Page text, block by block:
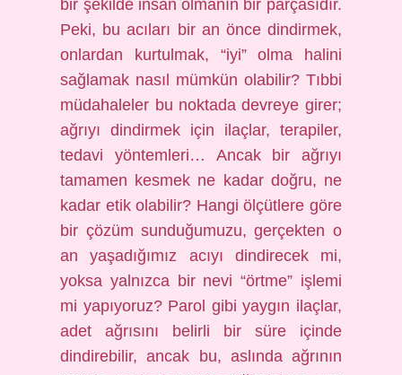
bir şekilde insan olmanın bir parçasıdır.
Peki, bu acıları bir an önce dindirmek,
onlardan kurtulmak, “iyi” olma halini
sağlamak nasıl mümkün olabilir? Tıbbi
müdahaleler bu noktada devreye girer;
ağrıyı dindirmek için ilaçlar, terapiler,
tedavi yöntemleri… Ancak bir ağrıyı
tamamen kesmek ne kadar doğru, ne
kadar etik olabilir? Hangi ölçütlere göre
bir çözüm sunduğumuzu, gerçekten o
an yaşadığımız acıyı dindirecek mi,
yoksa yalnızca bir nevi “örtme” işlemi
mi yapıyoruz? Parol gibi yaygın ilaçlar,
adet ağrısını belirli bir süre içinde
dindirebilir, ancak bu, aslında ağrının